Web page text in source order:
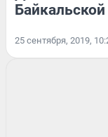
25 сентября, 2019,